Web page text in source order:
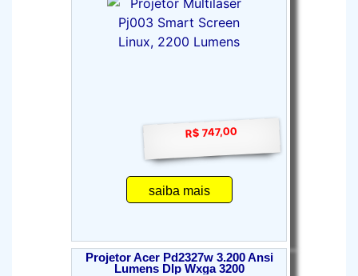
R$ 747,00
saiba mais
Projetor Acer Pd2327w 3.200 Ansi
Lumens Dlp Wxga 3200